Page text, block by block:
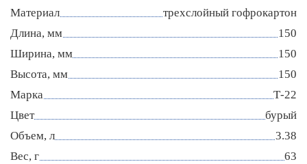
Материал
трехслойный гофрокартон
Длина, мм
150
Ширина, мм
150
Высота, мм
150
Марка
Т-22
Цвет
бурый
Объем, л
3.38
Вес, г
63